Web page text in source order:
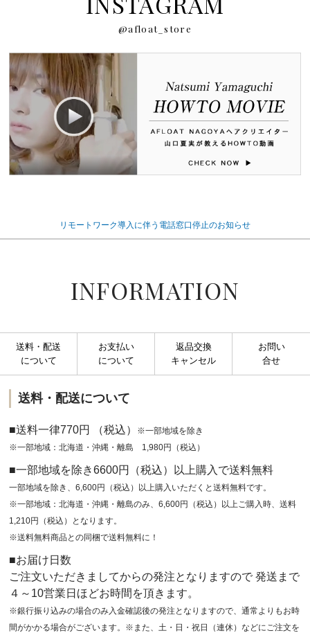
@afloat_store
リモートワーク導入に伴う電話窓口停止のお知らせ
INFORMATION
送料・配送
について
お支払い
について
返品交換
キャンセル
お問い
合せ
送料・配送について
■送料一律770円 （税込）
※一部地域を除き
※一部地域：北海道・沖縄・離島 1,980円（税込）
■一部地域を除き6600円（税込）以上購入で送料無料
一部地域を除き、6,600円（税込）以上購入いただくと送料無料です。
※一部地域：北海道・沖縄・離島のみ、6,600円（税込）以上ご購入時、送料
1,210円（税込）となります。
※送料無料商品との同梱で送料無料に！
■お届け日数
ご注文いただきましてからの発注となりますので 発送まで
４～10営業日ほどお時間を頂きます。
※銀行振り込みの場合のみ入金確認後の発注となりますので、通常よりもお時
間がかかる場合がございます。※また、土・日・祝日（連休）などにご注文を